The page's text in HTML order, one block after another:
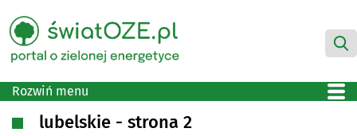
Rozwiń menu
lubelskie - strona 2